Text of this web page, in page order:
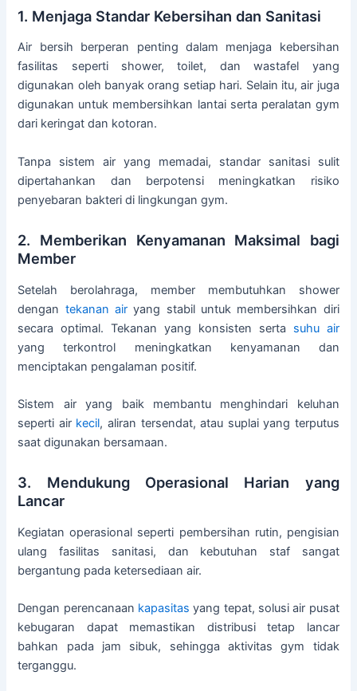
1. Menjaga Standar Kebersihan dan Sanitasi
Air bersih berperan penting dalam menjaga kebersihan
fasilitas seperti shower, toilet, dan wastafel yang
digunakan oleh banyak orang setiap hari. Selain itu, air juga
digunakan untuk membersihkan lantai serta peralatan gym
dari keringat dan kotoran.
Tanpa sistem air yang memadai, standar sanitasi sulit
dipertahankan dan berpotensi meningkatkan risiko
penyebaran bakteri di lingkungan gym.
2. Memberikan Kenyamanan Maksimal bagi
Member
Setelah berolahraga, member membutuhkan shower
dengan tekanan air yang stabil untuk membersihkan diri
secara optimal. Tekanan yang konsisten serta suhu air
yang terkontrol meningkatkan kenyamanan dan
menciptakan pengalaman positif.
Sistem air yang baik membantu menghindari keluhan
seperti air kecil, aliran tersendat, atau suplai yang terputus
saat digunakan bersamaan.
3. Mendukung Operasional Harian yang
Lancar
Kegiatan operasional seperti pembersihan rutin, pengisian
ulang fasilitas sanitasi, dan kebutuhan staf sangat
bergantung pada ketersediaan air.
Dengan perencanaan kapasitas yang tepat, solusi air pusat
kebugaran dapat memastikan distribusi tetap lancar
bahkan pada jam sibuk, sehingga aktivitas gym tidak
terganggu.